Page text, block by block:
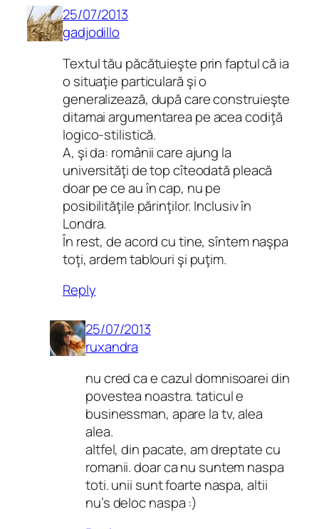
25/07/2013
gadjodillo
Textul tău păcătuieşte prin faptul că ia
o situaţie particulară şi o
generalizează, după care construieşte
ditamai argumentarea pe acea codiţă
logico-stilistică.
A, şi da: românii care ajung la
universităţi de top cîteodată pleacă
doar pe ce au în cap, nu pe
posibilităţile părinţilor. Inclusiv în
Londra.
În rest, de acord cu tine, sîntem naşpa
toţi, ardem tablouri şi puţim.
Reply
25/07/2013
ruxandra
nu cred ca e cazul domnisoarei din
povestea noastra. taticul e
businessman, apare la tv, alea
alea.
altfel, din pacate, am dreptate cu
romanii. doar ca nu suntem naspa
toti. unii sunt foarte naspa, altii
nu’s deloc naspa :)